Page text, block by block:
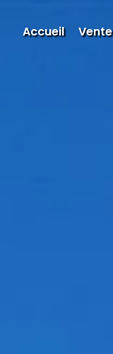
Accueil Vente